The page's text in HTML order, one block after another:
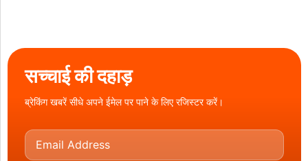
सच्चाई की दहाड़
ब्रेकिंग खबरें सीधे अपने ईमेल पर पाने के लिए रजिस्टर करें।